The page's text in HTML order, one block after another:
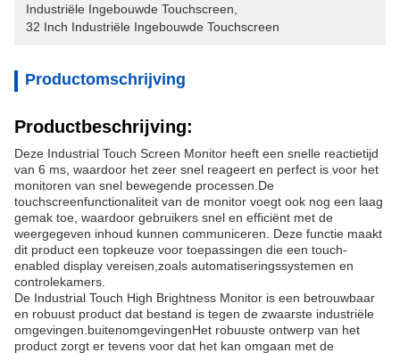
Industriële Ingebouwde Touchscreen
32 Inch Industriële Ingebouwde Touchscreen
Productomschrijving
Productbeschrijving:
Deze Industrial Touch Screen Monitor heeft een snelle reactietijd
van 6 ms, waardoor het zeer snel reageert en perfect is voor het
monitoren van snel bewegende processen.De
touchscreenfunctionaliteit van de monitor voegt ook nog een laag
gemak toe, waardoor gebruikers snel en efficiënt met de
weergegeven inhoud kunnen communiceren. Deze functie maakt
dit product een topkeuze voor toepassingen die een touch-
enabled display vereisen,zoals automatiseringssystemen en
controlekamers.
De Industrial Touch High Brightness Monitor is een betrouwbaar
en robuust product dat bestand is tegen de zwaarste industriële
omgevingen.buitenomgevingenHet robuuste ontwerp van het
product zorgt er tevens voor dat het kan omgaan met de